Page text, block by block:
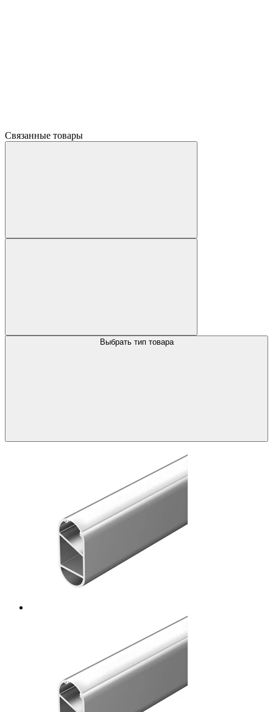
Связанные товары
Выбрать тип товара